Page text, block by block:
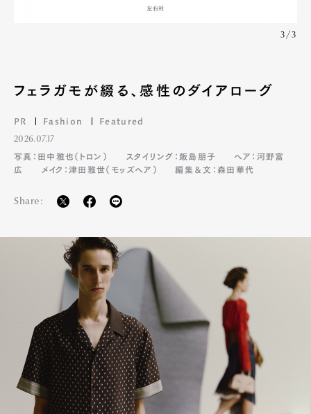
Art&DesignWatchFashion
GourmetCars
ProductCulture Lifestyle
3/3
フェラガモが綴る、感性のダイアローグ
PR Fashion Featured
2026.07.17
写真：田中雅也（トロン）
スタイリング：飯島朋子
ヘア：河野富
広
メイク：津田雅世（モッズヘア） 編集＆文：森田華代
Share: